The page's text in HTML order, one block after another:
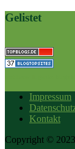
Gelistet
Impressum
Kontakt
Copyright ©